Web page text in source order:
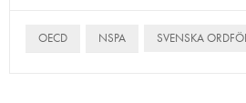
OECD NSPA SVENSKA